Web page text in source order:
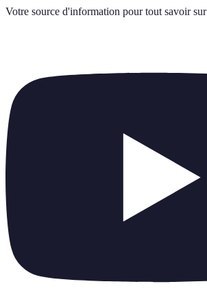
Votre source d'information pour tout savoir sur